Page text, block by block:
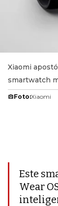
Xiaomi
smartwatch
Foto:Xiaomi
Este
Wear